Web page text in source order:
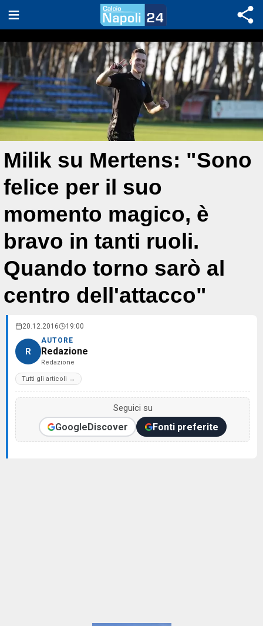
Milik su Mertens: "Sono
felice per il suo
momento magico, è
bravo in tanti ruoli.
Quando torno sarò al
centro dell'attacco"
20.12.2016 19:00
R
AUTORE
Redazione
Redazione
Tutti gli articoli →
Seguici su
GoogleDiscover Fonti preferite